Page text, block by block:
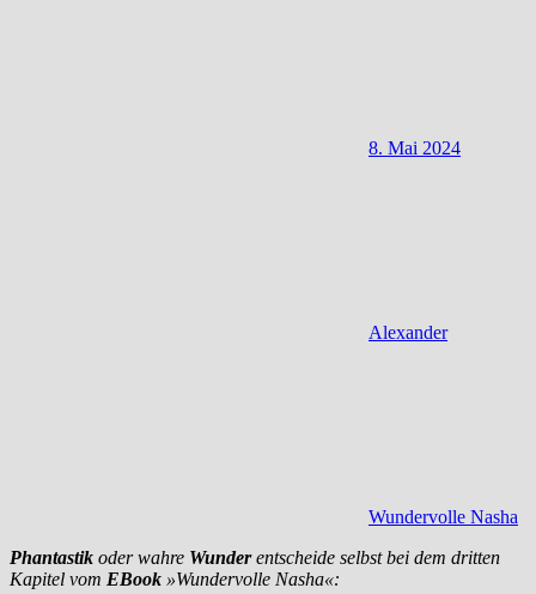
8. Mai 2024
Alexander
Wundervolle Nasha
Phantastik oder wahre Wunderentscheide selbst bei dem dritten
Kapitel vom EBook »Wundervolle Nasha«: